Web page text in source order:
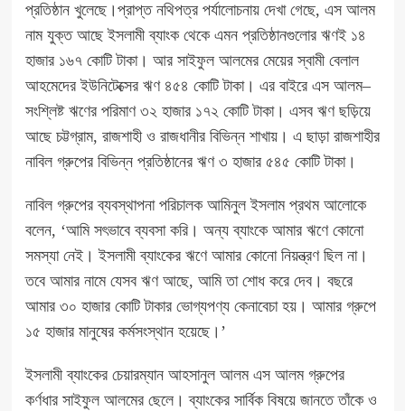
প্রতিষ্ঠান খুলেছে।প্রাপ্ত নথিপত্র পর্যালোচনায় দেখা গেছে, এস আলম
নাম যুক্ত আছে ইসলামী ব্যাংক থেকে এমন প্রতিষ্ঠানগুলোর ঋণই ১৪
হাজার ১৬৭ কোটি টাকা। আর সাইফুল আলমের মেয়ের স্বামী বেলাল
আহমেদের ইউনিটেক্সের ঋণ ৪৫৪ কোটি টাকা। এর বাইরে এস আলম–
সংশ্লিষ্ট ঋণের পরিমাণ ৩২ হাজার ১৭২ কোটি টাকা। এসব ঋণ ছড়িয়ে
আছে চট্টগ্রাম, রাজশাহী ও রাজধানীর বিভিন্ন শাখায়। এ ছাড়া রাজশাহীর
নাবিল গ্রুপের বিভিন্ন প্রতিষ্ঠানের ঋণ ৩ হাজার ৫৪৫ কোটি টাকা।
নাবিল গ্রুপের ব্যবস্থাপনা পরিচালক আমিনুল ইসলাম প্রথম আলোকে
বলেন, ‘আমি সৎভাবে ব্যবসা করি। অন্য ব্যাংকে আমার ঋণে কোনো
সমস্যা নেই। ইসলামী ব্যাংকের ঋণে আমার কোনো নিয়ন্ত্রণ ছিল না।
তবে আমার নামে যেসব ঋণ আছে, আমি তা শোধ করে দেব। বছরে
আমার ৩০ হাজার কোটি টাকার ভোগ্যপণ্য কেনাবেচা হয়। আমার গ্রুপে
১৫ হাজার মানুষের কর্মসংস্থান হয়েছে।’
ইসলামী ব্যাংকের চেয়ারম্যান আহসানুল আলম এস আলম গ্রুপের
কর্ণধার সাইফুল আলমের ছেলে। ব্যাংকের সার্বিক বিষয়ে জানতে তাঁকে ও